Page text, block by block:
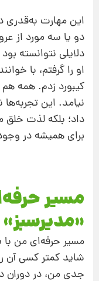
این مهارت
دو یا سه مورد از
دلایلی نتوانسته
او را گرفتم، با
کیبورد زدم. همه
نیامد. این
داد؛ بلکه لذت خلق
برای همیشه در
مسیر
«مدیرسبز»
مسیر حرفه‌ای من با
شاید کمتر کسی آن
جدی من، در